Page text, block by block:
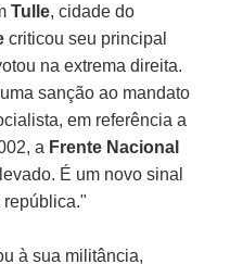
Tulle, cidade do
criticou seu principal
na extrema direita.
sanção ao mandato
em referência a
a Frente Nacional
É um novo sinal
república."
à sua militância,